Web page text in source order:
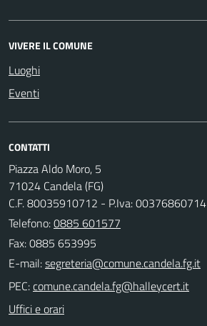
VIVERE IL COMUNE
Luoghi
Eventi
CONTATTI
Piazza Aldo Moro, 5
71024 Candela (FG)
C.F. 80035910712 - P.Iva: 00376860714
Telefono:0885 601577
Fax: 0885 653995
E-mail:
PEC:
Uffici e orari